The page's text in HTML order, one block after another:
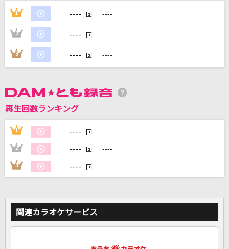
Official髭男dism
DAMの新曲・ランキングなど
カラオケ最新情報をチェック！
カラオケをもっと楽しもう！
家族や友達と一緒に！練習にも！
1 ---- 回 ----
2 ---- 回 ----
3 ---- 回 ----
再生回数ランキング
1 ---- 回 ----
2 ---- 回 ----
3 ---- 回 ----
関連カラオケサービス